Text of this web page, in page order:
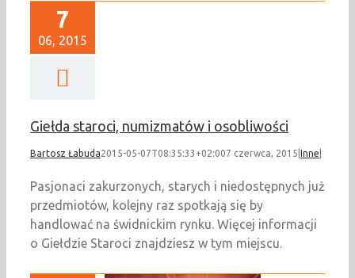
7
06, 2015
Giełda staroci, numizmatów i osobliwości
Bartosz Łabuda2015-05-07T08:35:33+02:007 czerwca, 2015 Inne
Pasjonaci zakurzonych, starych i niedostępnych już
przedmiotów, kolejny raz spotkają się by
handlować na świdnickim rynku. Więcej informacji
o Giełdzie Staroci znajdziesz w tym miejscu.